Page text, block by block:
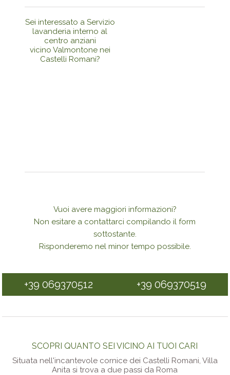
Sei interessato a Servizio
lavanderia interno al
centro anziani
vicino Valmontone nei
Castelli Romani?
Vuoi avere maggiori informazioni?
Non esitare a contattarci compilando il form
sottostante.
Risponderemo nel minor tempo possibile.
+39 069370512 +39 069370519
SCOPRI QUANTO SEI VICINO AI TUOI CARI
Situata nell'incantevole cornice dei Castelli Romani, Villa
Anita si trova a due passi da Roma